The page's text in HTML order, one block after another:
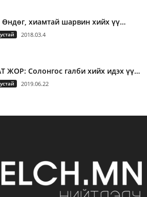
хиамтай шарвин хийх үү…
2018.03.4
ЖОР: Солонгос галби хийх идэх үү…
2019.06.22